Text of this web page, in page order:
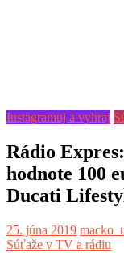
Instagramuj a vyhraj
Rádio
hodnote 100
Ducati
25. júna 2019
Súťaže v TV a rádiu